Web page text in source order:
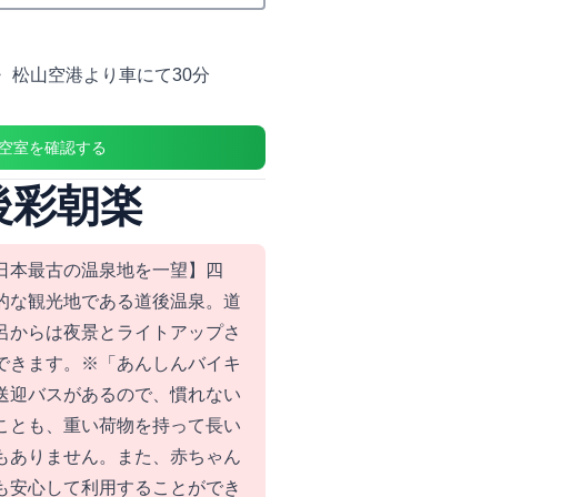
松山空港より車にて30分
空室を確認する
朝楽
本最古の温泉地を一望】四
な観光地である道後温泉。道
からは夜景とライトアップさ
きます。※「あんしんバイキ
迎バスがあるので、慣れない
とも、重い荷物を持って長い
ありません。また、赤ちゃん
安心して利用することができ